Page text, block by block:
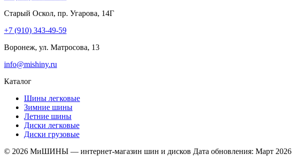
Старый Оскол, пр. Угарова, 14Г
+7 (910) 343-49-59
Воронеж, ул. Матросова, 13
info@mishiny.ru
Каталог
Шины легковые
Зимние шины
Летние шины
Диски легковые
Диски грузовые
© 2026 МиШИНЫ — интернет-магазин шин и дисков Дата обновления: Март 2026